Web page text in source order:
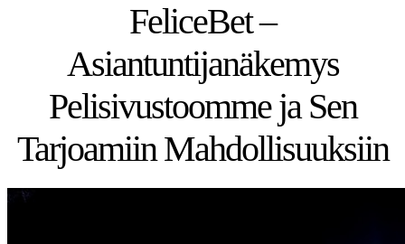
FeliceBet –
Asiantuntijanäkemys
Pelisivustoomme ja Sen
Tarjoamiin Mahdollisuuksiin